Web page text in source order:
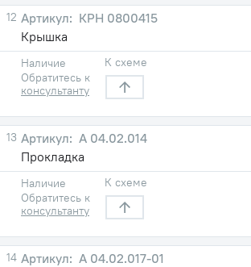
12
КРН 0800415
Крышка
Наличие
Обратитесь к
консультанту
К схеме
13
А 04.02.014
Прокладка
Наличие
Обратитесь к
консультанту
К схеме
14
А 04.02.017-01